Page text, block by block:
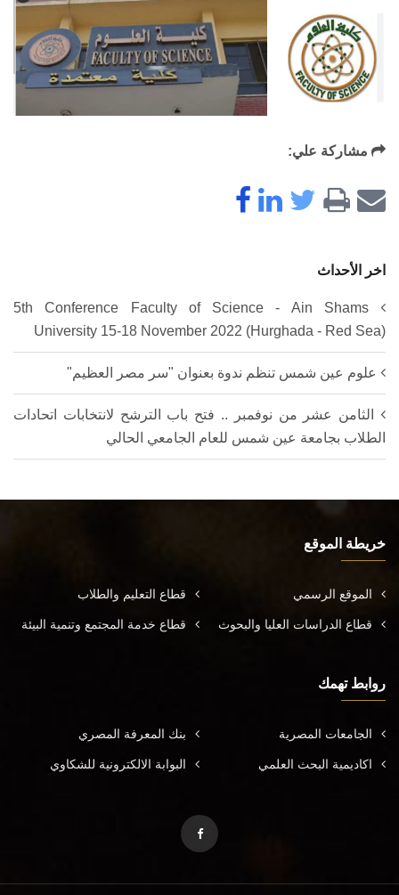
مشاركة علي:
اخر الأحداث
5th Conference Faculty of Science - Ain Shams
University 15-18 November 2022 (Hurghada - Red Sea)
علوم عين شمس تنظم ندوة بعنوان "سر مصر العظيم"
الثامن عشر من نوفمبر .. فتح باب الترشح لانتخابات اتحادات
الطلاب بجامعة عين شمس للعام الجامعي الحالي
خريطة الموقع
الموقع الرسمي قطاع التعليم والطلاب
قطاع الدراسات العليا والبحوث قطاع خدمة المجتمع وتنمية البيئة
روابط تهمك
الجامعات المصرية بنك المعرفة المصري
اكاديمية البحث العلمي البوابة الالكترونية للشكاوي